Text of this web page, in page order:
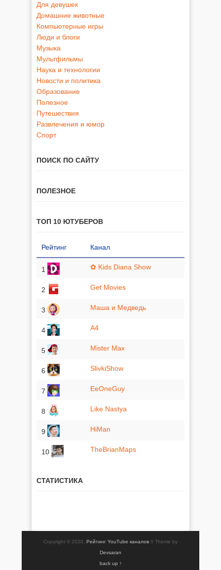
Для девушек
Домашние животные
Компьютерные игры
Люди и блоги
Музыка
Мультфильмы
Наука и технологии
Новости и политика
Образование
Полезное
Путешествия
Развлечения и юмор
Спорт
ПОИСК ПО САЙТУ
ПОЛЕЗНОЕ
ТОП 10 ЮТУБЕРОВ
Рейтинг Канал
1 ✿ Kids Diana Show
2 Get Movies
3 Маша и Медведь
4 A4
5 Mister Max
6 SlivkiShow
7 EeOneGuy
8 Like Nastya
9 HiMan
10 TheBrianMaps
СТАТИСТИКА
Copyright © 2020, Рейтинг YouTube каналов // Theme by
Devsaran
back up ↑